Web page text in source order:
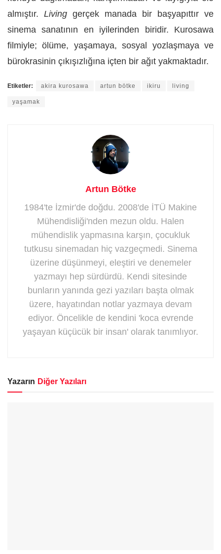
almıştır. Living gerçek manada bir başyapıttır ve
sinema sanatının en iyilerinden biridir. Kurosawa
filmiyle; ölüme, yaşamaya, sosyal yozlaşmaya ve
bürokrasinin çıkışızlığına içten bir ağıt yakmaktadır.
Etiketler: akira kurosawa artun bötke ikiru living
yaşamak
Artun Bötke
1984'te İzmir'de doğdu. 2008'de İTÜ Makine
Mühendisliği'nden mezun oldu. Halen
mühendislik yapmasına karşın, çocukluk
tutkusu sinemadan hiç vazgeçmedi. Sinema
üzerine düşünmeyi, eleştiri ve denemeler
yazmayı hep sürdürdü. Kendi sitesinde
bunların yanında gezi yazıları başta olmak
üzere, hayatından notlar yazmaya devam
ediyor. Öncelikle de kendini 'koca evrende
yaşayan küçücük bir insan' olarak tanımlıyor.
Yazarın Diğer Yazıları